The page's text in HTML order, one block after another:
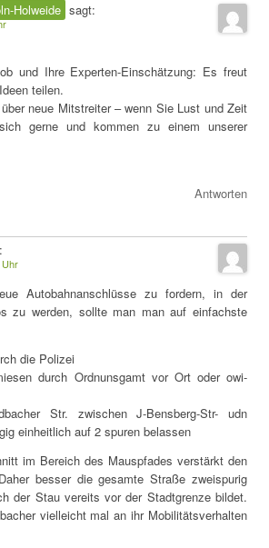
Holweide sagt:
und Ihre Experten-Einschätzung: Es freut
teilen.
neue Mitstreiter – wenn Sie Lust und Zeit
gerne und kommen zu einem unserer
Antworten
Autobahnanschlüsse zu fordern, in der
zu werden, sollte man man auf einfachste
die Polizei
durch Ordnunsgamt vor Ort oder owi-
Str. zwischen J-Bensberg-Str- udn
einheitlich auf 2 spuren belassen
im Bereich des Mauspfades verstärkt den
besser die gesamte Straße zweispurig
der Stau vereits vor der Stadtgrenze bildet.
vielleicht mal an ihr Mobilitätsverhalten